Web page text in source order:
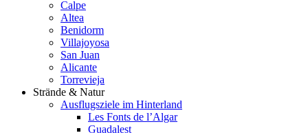
Calpe
Altea
Benidorm
Villajoyosa
San Juan
Alicante
Torrevieja
Strände & Natur
Ausflugsziele im Hinterland
Les Fonts de l’Algar
Guadalest